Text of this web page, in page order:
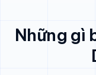
Những gì